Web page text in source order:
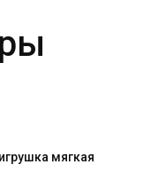
мягкая